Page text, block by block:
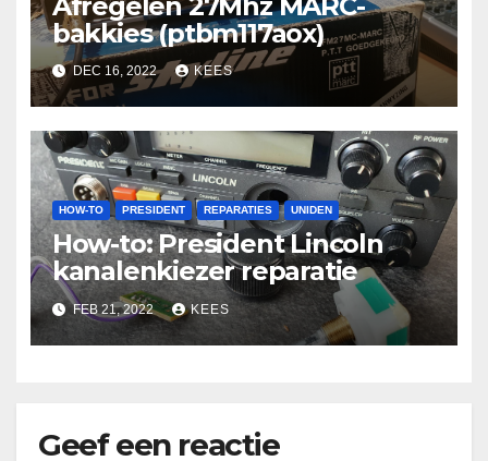
bakkies (ptbm117aox)
DEC 16, 2022 KEES
HOW-TO PRESIDENT REPARATIES UNIDEN
How-to: President Lincoln
kanalenkiezer reparatie
FEB 21, 2022 KEES
Geef een reactie